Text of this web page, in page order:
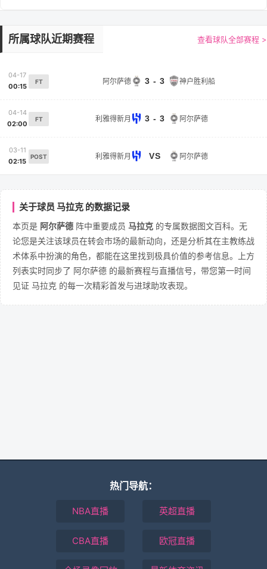
所属球队近期赛程 查看球队全部赛程 >
04-17
00:15
FT 阿尔萨德 3 - 3 神户胜利船
04-14
02:00
FT 利雅得新月 3 - 3 阿尔萨德
03-11
02:15
POST 利雅得新月 VS 阿尔萨德
关于球员 马拉克 的数据记录
本页是 阿尔萨德 阵中重要成员 马拉克 的专属数据图文百科。无
论您是关注该球员在转会市场的最新动向，还是分析其在主教练战
术体系中扮演的角色，都能在这里找到极具价值的参考信息。上方
列表实时同步了 阿尔萨德 的最新赛程与直播信号，带您第一时间
见证 马拉克 的每一次精彩首发与进球助攻表现。
热门导航：
NBA直播 英超直播
CBA直播 欧冠直播